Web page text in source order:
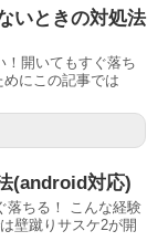
いときの対処法
！開いてもすぐ落ち
にこの記事では
(android対応)
落ちる！ こんな経験
壁蹴りサスケ2が開